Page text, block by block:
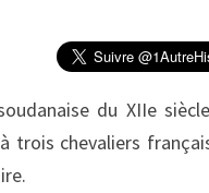
E
R
E
N
du XIIe
trois chevaliers